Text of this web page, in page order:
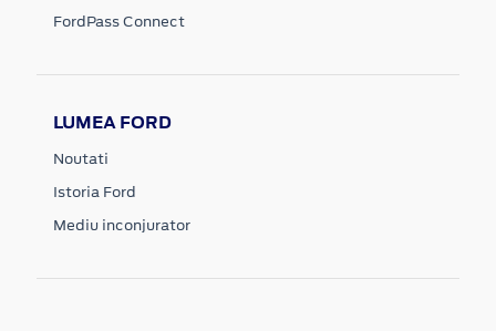
FordPass Connect
LUMEA FORD
Noutati
Istoria Ford
Mediu inconjurator